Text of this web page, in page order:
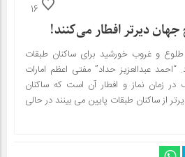
16
جهان دیرتر افطار می‌کنند!
طلوع و غروب خورشید برای ساکنان طبقات
عبدالعزیز حداد” مفتی اعظم امارات
زمان نماز و افطار آن است که ساکنان
از ساکنان طبقات پایین می بینند در حالی